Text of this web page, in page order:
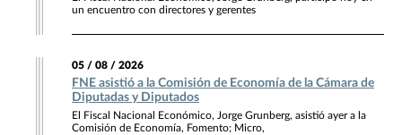
un encuentro con directores y gerentes
05 / 08 / 2026
FNE asistió a la Comisión de Economía de la Cámara de
Diputadas y Diputados
El Fiscal Nacional Económico, Jorge Grunberg, asistió ayer a la
Comisión de Economía, Fomento; Micro,